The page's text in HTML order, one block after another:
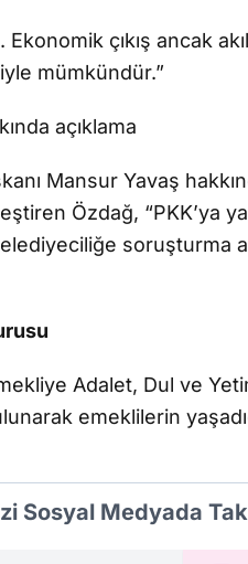
çıkış ancak
mümkündür.”
açıklama
Mansur Yavaş
Özdağ, “PKK’ya
soruşturma
Adalet, Dul ve
emeklilerin
Sosyal Medyada